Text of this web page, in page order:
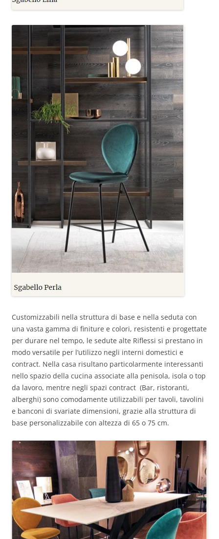
Customizzabili nella struttura di base e nella seduta con
una vasta gamma di finiture e colori, resistenti e progettate
per durare nel tempo, le sedute alte Riflessi si prestano in
modo versatile per l’utilizzo negli interni domestici e
contract. Nella casa risultano particolarmente interessanti
nello spazio della cucina associate alla penisola, isola o top
da lavoro, mentre negli spazi contract (Bar, ristoranti,
alberghi) sono comodamente utilizzabili per tavoli, tavolini
e banconi di svariate dimensioni, grazie alla struttura di
base personalizzabile con altezza di 65 o 75 cm.